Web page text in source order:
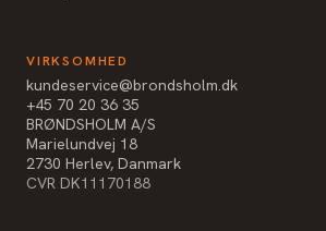
VIRKSOMHED
kundeservice@brondsholm.dk
+45 70 20 36 35
BRØNDSHOLM A/S
Marielundvej 18
2730 Herlev, Danmark
CVR DK11170188